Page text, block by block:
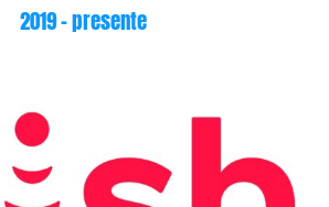
2019 – presente